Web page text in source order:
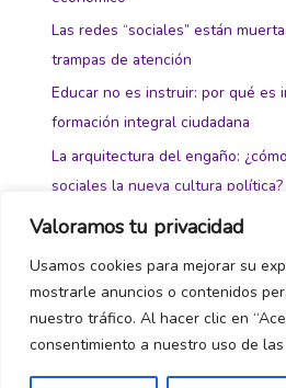
Valoramos tu privacidad
Usamos cookies para mejorar su
mostrarle anuncios o contenidos
nuestro tráfico. Al hacer clic en
consentimiento a nuestro uso de las
Las redes “sociales” están
trampas de atención
Educar no es instruir: por qué es
formación integral ciudadana
La arquitectura del engaño:
sociales la nueva cultura política?
Política de
¿Hablamos?